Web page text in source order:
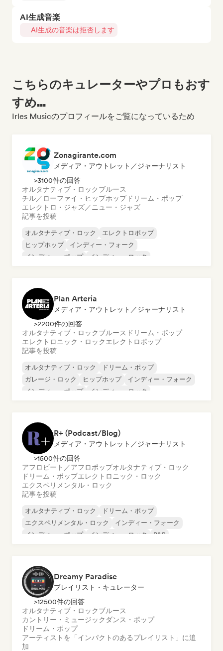
AI生成音楽
AI生成の音楽は拒否します
こちらのキュレーターやプロもおす
すめ...
Irles Musicのプロフィールをご覧になっているため
Zonagirante.com
メディア・アウトレット／ジャーナリスト
>3100件の回答
オルタナティブ・ロックブルース
チル／ローファイ・ヒップホップドリーム・ポップ
エレクトロ・ジャズ／ニュー・ジャズ
記事を投稿
オルタナティブ・ロック
エレクトロポップ
ヒップホップ
インディー・フォーク
インディー・ポップ
インディー・ロック
Plan Arteria
メディア・アウトレット／ジャーナリスト
>2200件の回答
オルタナティブ・ロックブルース ドリーム・ポップ
エレクトロニック・ロックエレクトロポップ
記事を投稿
オルタナティブ・ロック
ドリーム・ポップ
ガレージ・ロック
ヒップホップ
インディー・フォーク
インディー・ポップ
インディー・ロック
R+ (Podcast/Blog)
メディア・アウトレット／ジャーナリスト
>1500件の回答
アフロビート／アフロポップオルタナティブ・ロック
ドリーム・ポップエレクトロニック・ロック
エクスペリメンタル・ロック
記事を投稿
オルタナティブ・ロック
ドリーム・ポップ
エクスペリメンタル・ロック
インディー・フォーク
インディー・ポップ
インディー・ロック
R&B
Dreamy Paradise
プレイリスト・キュレーター
>12500件の回答
オルタナティブ・ロックブルース
カントリー・ミュージック ダンス・ポップ
ドリーム・ポップ
アーティストを「インパクトのあるプレイリスト」に追
加